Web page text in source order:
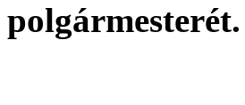
polgármesterét.